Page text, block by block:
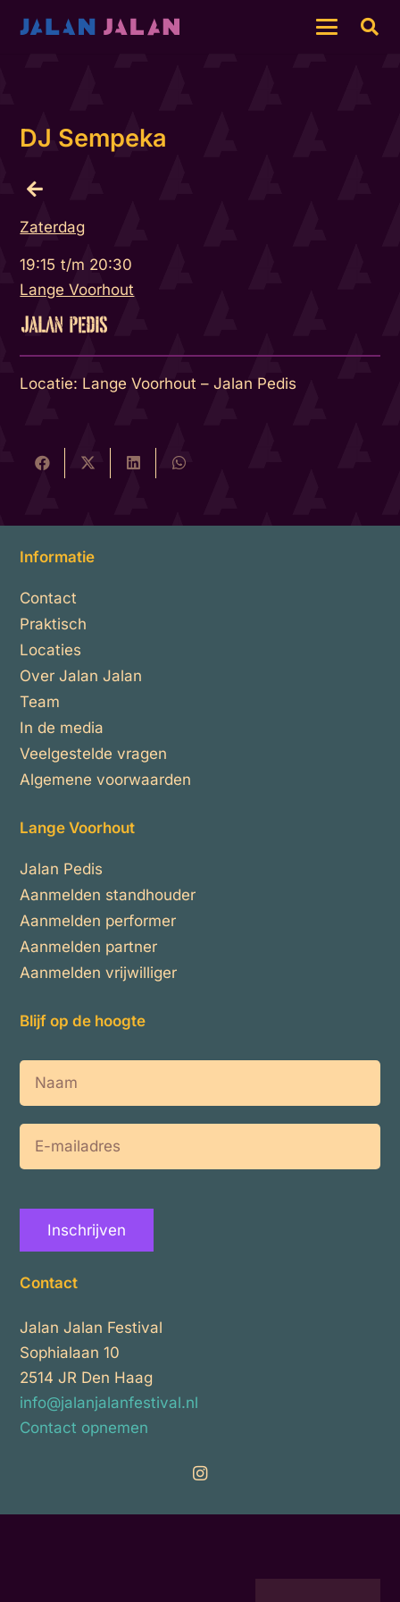
DJ Sempeka
Zaterdag
19:15 t/m 20:30
Lange Voorhout
Locatie: Lange Voorhout – Jalan Pedis
Informatie
Contact
Praktisch
Locaties
Over Jalan Jalan
Team
In de media
Veelgestelde vragen
Algemene voorwaarden
Lange Voorhout
Jalan Pedis
Aanmelden standhouder
Aanmelden performer
Aanmelden partner
Aanmelden vrijwilliger
Blijf op de hoogte
Naam
Inschrijven
Contact
Jalan Jalan Festival
Sophialaan 10
2514 JR Den Haag
info@jalanjalanfestival.nl
Contact opnemen